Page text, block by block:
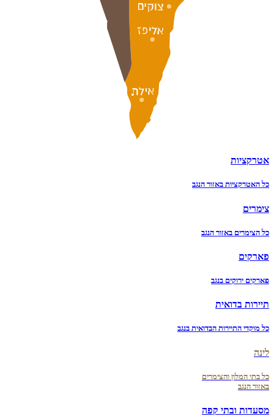
אטרקציות
כל האטרקציות באזור הנגב
צימרים
כל הצימרים באזור הנגב
פארקים
פארקים ירוקים בנגב
תיירות בדואית
כל מוקדי התיירות הבדואית בנגב
לינה
כל בתי המלון והצימרים
באזור הנגב
מסעדות ובתי קפה